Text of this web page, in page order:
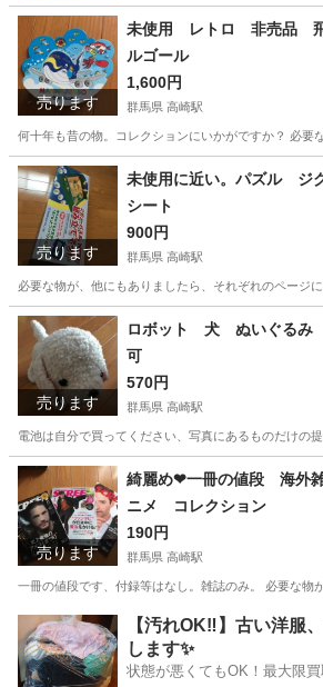
売ります
未使用 レトロ 非売品
ルゴール
1,600円
群馬県 高崎駅
何十年も昔の物。コレクションにいかがですか？ 必
群馬 高崎市 高崎駅 オルゴー
売ります
未使用に近い。パズル ジ
シート
900円
群馬県 高崎駅
必要な物が、他にもありましたら、それぞれのページ
群馬 高崎市 高崎駅 パズル ジグソー
売ります
ロボット 犬 ぬいぐるみ
可
570円
群馬県 高崎駅
電池は自分で買ってください、写真にあるものだけの
群馬 高崎市 高崎駅 おもちゃ ロボッ
売ります
綺麗め❤︎一冊の値段 海
ニメ コレクション
190円
群馬県 高崎駅
一冊の値段です、付録等はなし。雑誌のみ。 必要な
群馬 高崎市 高崎駅 雑誌 状態
【汚れOK‼️】古い洋服
します✨
状態が悪くてもOK！最大限